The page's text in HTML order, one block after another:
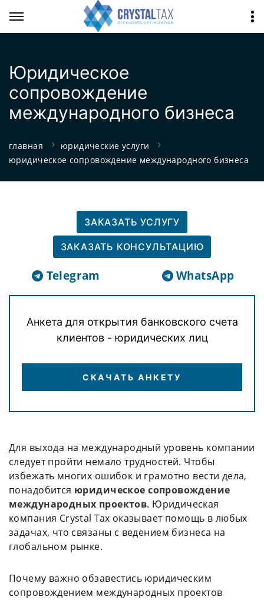
Юридическое
сопровождение
международного бизнеса
главная
юридические услуги
юридическое сопровождение международного бизнеса
ЗАКАЗАТЬ УСЛУГУ
ЗАКАЗАТЬ КОНСУЛЬТАЦИЮ
Telegram WhatsApp
Анкета для открытия банковского счета
клиентов - юридических лиц
СКАЧАТЬ АНКЕТУ
Для выхода на международный уровень компании
следует пройти немало трудностей. Чтобы
избежать многих ошибок и грамотно вести дела,
понадобится юридическое сопровождение
международных проектов. Юридическая
компания Crystal Tax оказывает помощь в любых
задачах, что связаны с ведением бизнеса на
глобальном рынке.
Почему важно обзавестись юридическим
сопровождением международных проектов